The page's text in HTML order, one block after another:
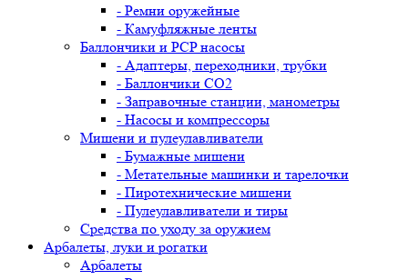
- Ремни оружейные
- Камуфляжные ленты
Баллончики и PCP насосы
- Адаптеры, переходники, трубки
- Баллончики CO2
- Заправочные станции, манометры
- Насосы и компрессоры
Мишени и пулеулавливатели
- Бумажные мишени
- Метательные машинки и тарелочки
- Пиротехнические мишени
- Пулеулавливатели и тиры
Средства по уходу за оружием
Арбалеты, луки и рогатки
Арбалеты